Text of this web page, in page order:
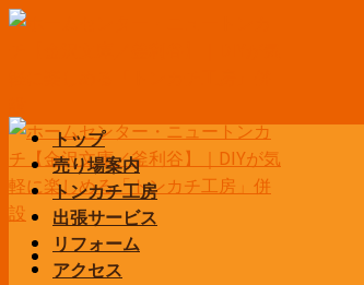
Skip
トップ
売り場案内
トンカチ工房
出張サービス
リフォーム
アクセス